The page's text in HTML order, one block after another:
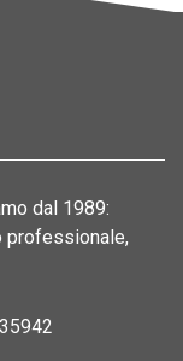
dal 1989:
professionale,